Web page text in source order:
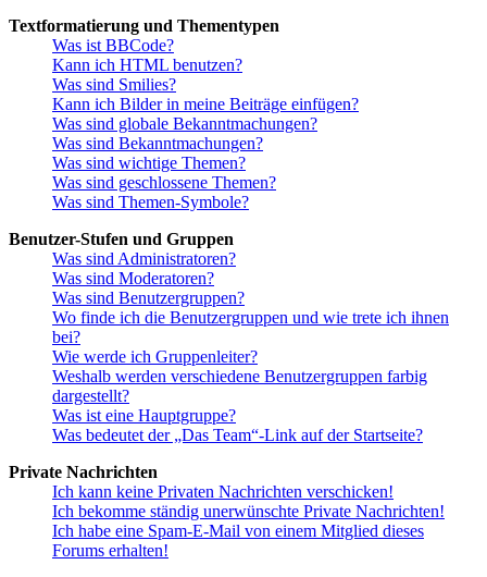
Textformatierung und Thementypen
Was ist BBCode?
Kann ich HTML benutzen?
Was sind Smilies?
Kann ich Bilder in meine Beiträge einfügen?
Was sind globale Bekanntmachungen?
Was sind Bekanntmachungen?
Was sind wichtige Themen?
Was sind geschlossene Themen?
Was sind Themen-Symbole?
Benutzer-Stufen und Gruppen
Was sind Administratoren?
Was sind Moderatoren?
Was sind Benutzergruppen?
Wo finde ich die Benutzergruppen und wie trete ich ihnen
bei?
Wie werde ich Gruppenleiter?
Weshalb werden verschiedene Benutzergruppen farbig
dargestellt?
Was ist eine Hauptgruppe?
Was bedeutet der „Das Team“-Link auf der Startseite?
Private Nachrichten
Ich kann keine Privaten Nachrichten verschicken!
Ich bekomme ständig unerwünschte Private Nachrichten!
Ich habe eine Spam-E-Mail von einem Mitglied dieses
Forums erhalten!